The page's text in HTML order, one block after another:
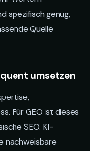
spezifisch genug,
Quelle
umsetzen
Für GEO ist dieses
SEO. KI-
nachweisbare